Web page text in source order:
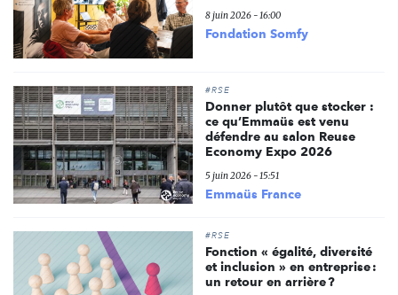
8 juin 2026 - 16:00
Fondation Somfy
#RSE
Donner plutôt que stocker :
ce qu’Emmaüs est venu
défendre au salon Reuse
Economy Expo 2026
5 juin 2026 - 15:51
Emmaüs France
#RSE
Fonction « égalité, diversité
et inclusion » en entreprise :
un retour en arrière ?